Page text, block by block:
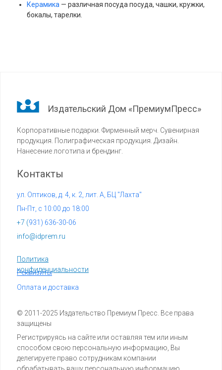
Керамика — различная посуда посуда, чашки, кружки,
бокалы, тарелки.
© 2011-2025 Издательство Премиум Пресс. Все права
защищены
Издательский Дом «ПремиумПресс»
Корпоративные подарки. Фирменный мерч. Сувенирная
продукция. Полиграфическая продукция. Дизайн.
Нанесение логотипа и брендинг.
Регистрируясь на сайте или оставляя тем или иным
способом свою персональную информацию, Вы
делегируете право сотрудникам компании
info@idprem.ru
Контакты
Политика
конфиденциальности
+7 (931) 636-30-06
Реквизиты
ул. Оптиков, д. 4, к. 2, лит. А, БЦ "Лахта"
Оплата и доставка
Пн-Пт, с 10:00 до 18:00